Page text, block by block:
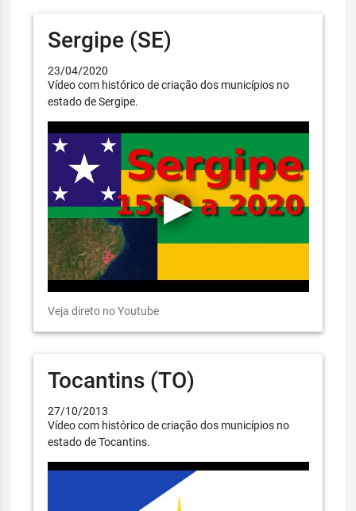
Sergipe (SE)
23/04/2020
Vídeo com histórico de criação dos municípios no
estado de Sergipe.
Veja direto no Youtube
Tocantins (TO)
27/10/2013
Vídeo com histórico de criação dos municípios no
estado de Tocantins.